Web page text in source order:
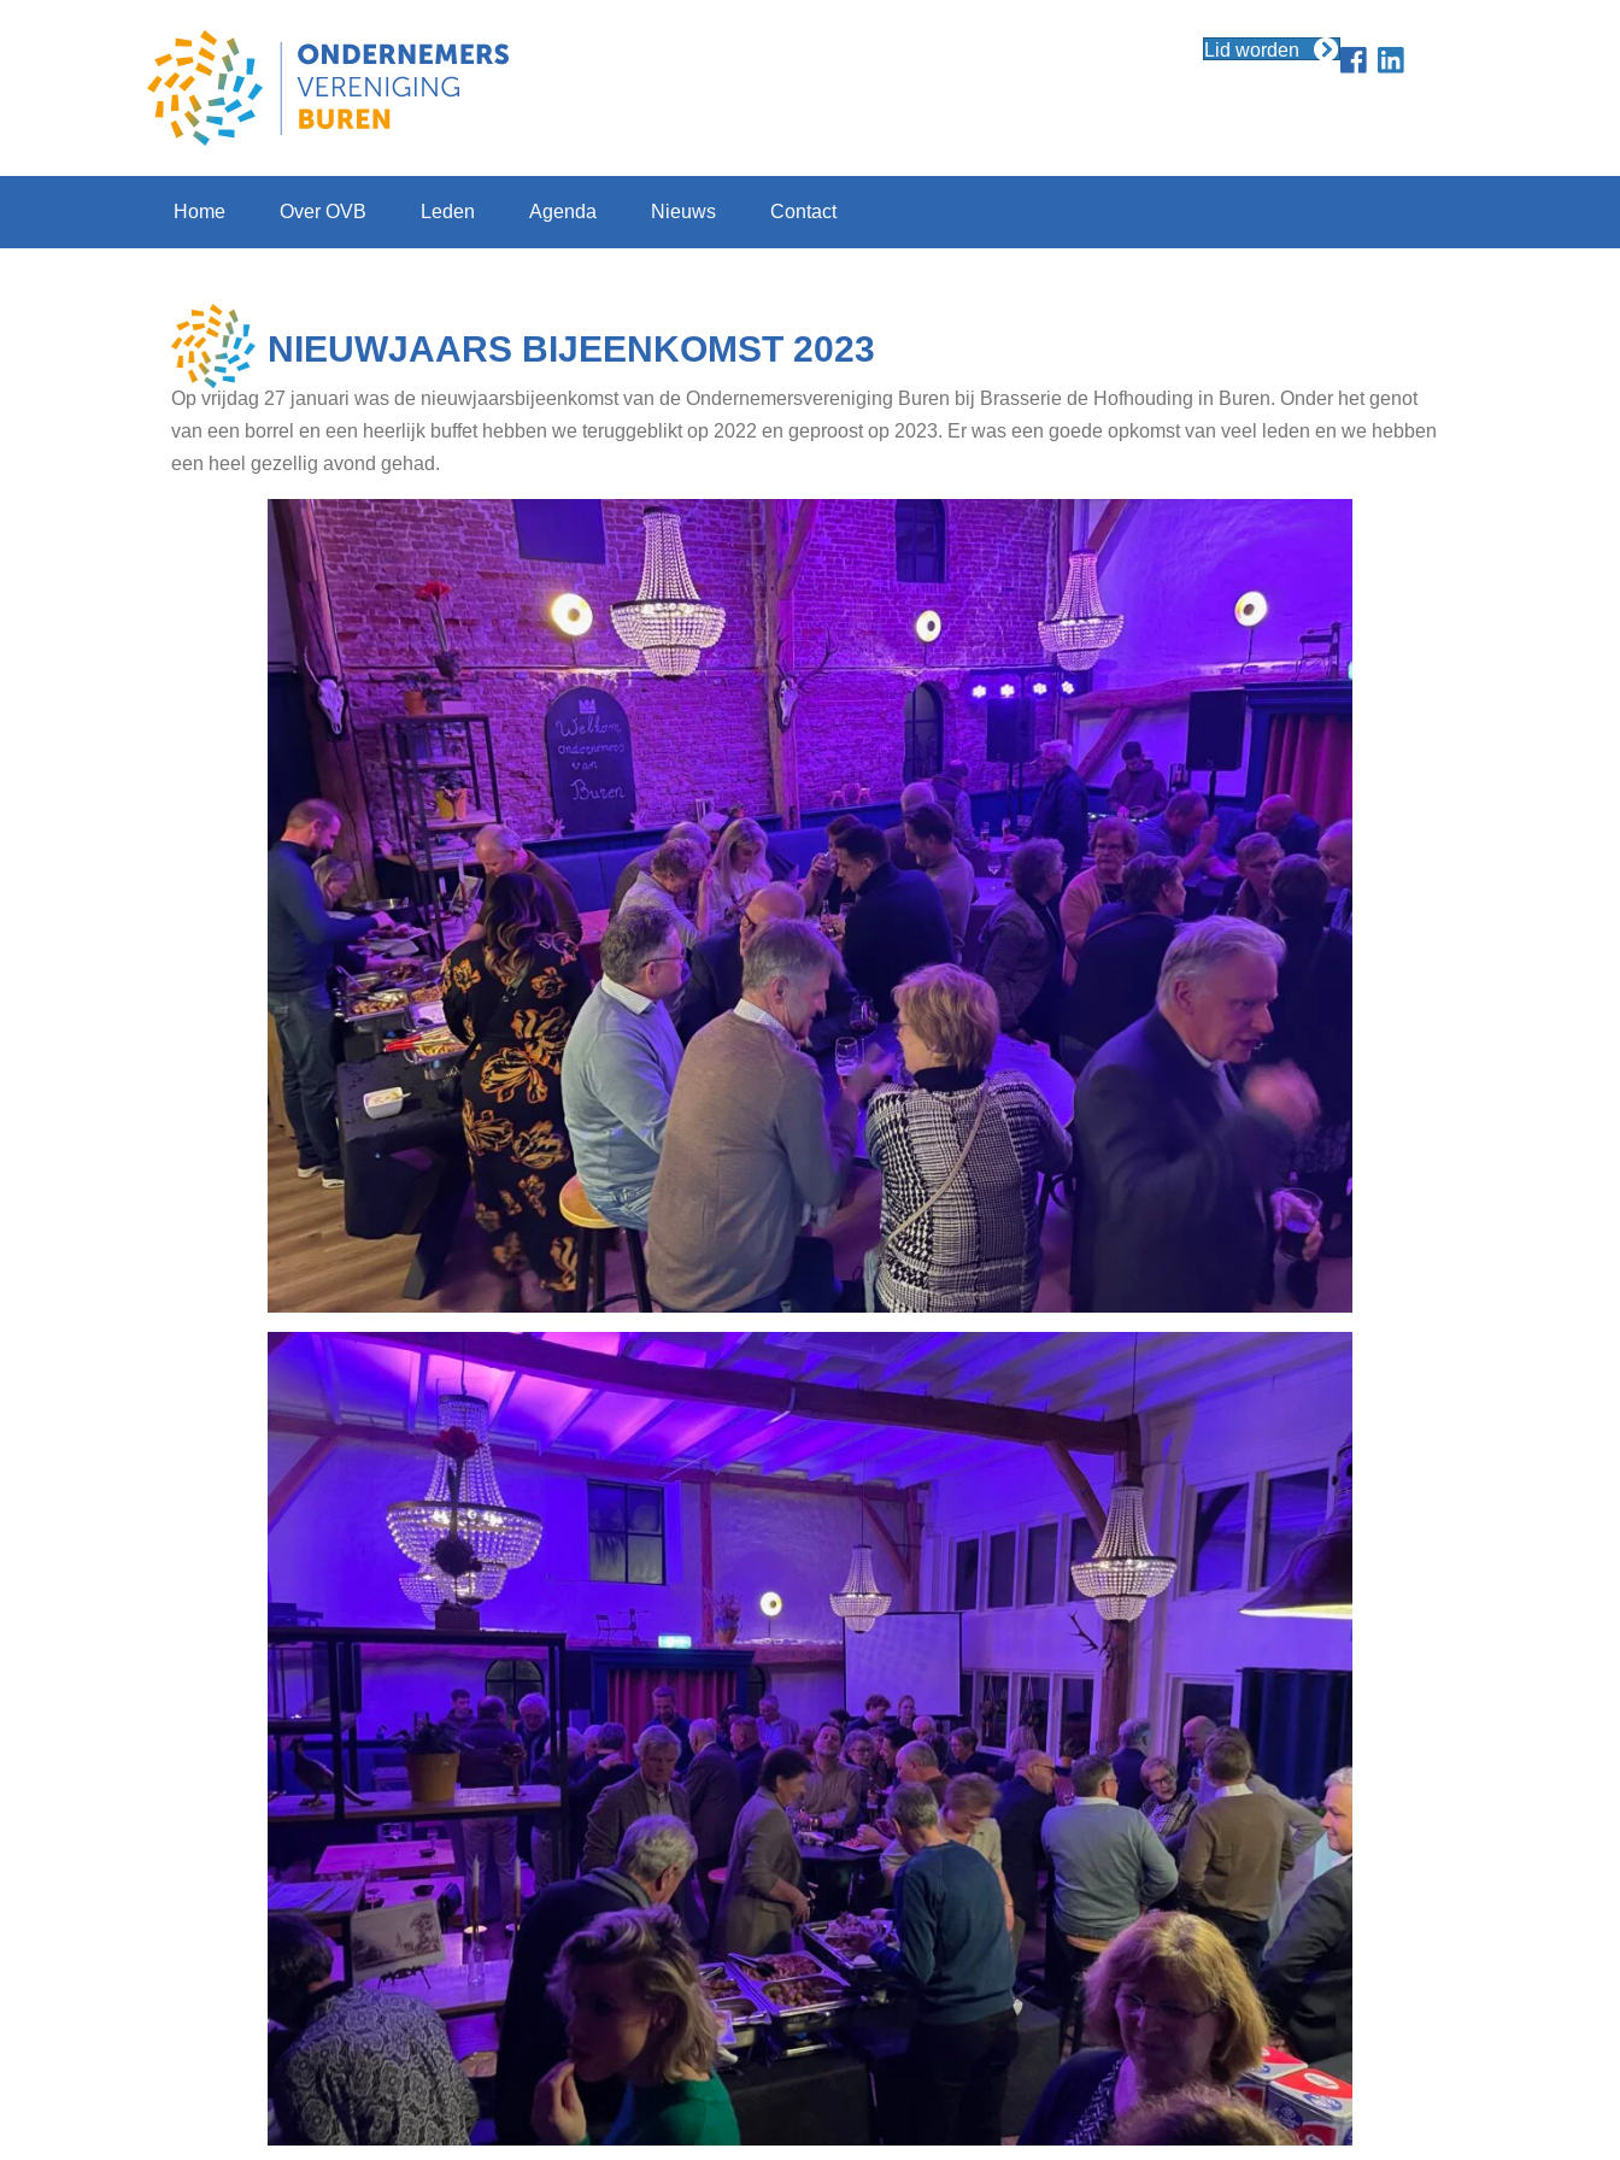
Lid worden
Home Over OVB Leden Agenda Nieuws Contact
NIEUWJAARS BIJEENKOMST 2023
Op vrijdag 27 januari was de nieuwjaarsbijeenkomst van de Ondernemersvereniging Buren bij Brasserie de Hofhouding in Buren. Onder het genot
van een borrel en een heerlijk buffet hebben we teruggeblikt op 2022 en geproost op 2023. Er was een goede opkomst van veel leden en we hebben
een heel gezellig avond gehad.